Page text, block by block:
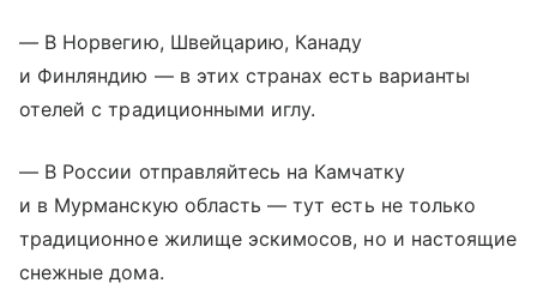
— В Норвегию, Швейцарию, Канаду
и Финляндию — в этих странах есть варианты
отелей с традиционными иглу.
— В России отправляйтесь на Камчатку
и в Мурманскую область — тут есть не только
традиционное жилище эскимосов, но и настоящие
снежные дома.